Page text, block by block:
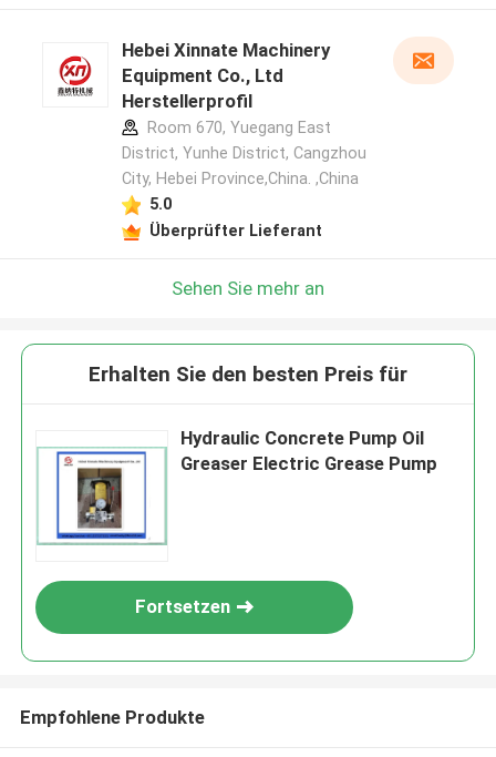
Hebei Xinnate Machinery
Equipment Co., Ltd
Herstellerprofil
Room 670, Yuegang East
District, Yunhe District, Cangzhou
City, Hebei Province,China. ,China
5.0
Überprüfter Lieferant
Sehen Sie mehr an
Erhalten Sie den besten Preis für
Hydraulic Concrete Pump Oil
Greaser Electric Grease Pump
Fortsetzen
Empfohlene Produkte